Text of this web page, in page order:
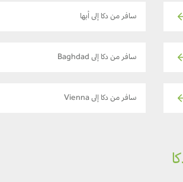
سافر من دكا إلى أبها
سافر من دكا إلى Baghdad
سافر من دكا إلى Vienna